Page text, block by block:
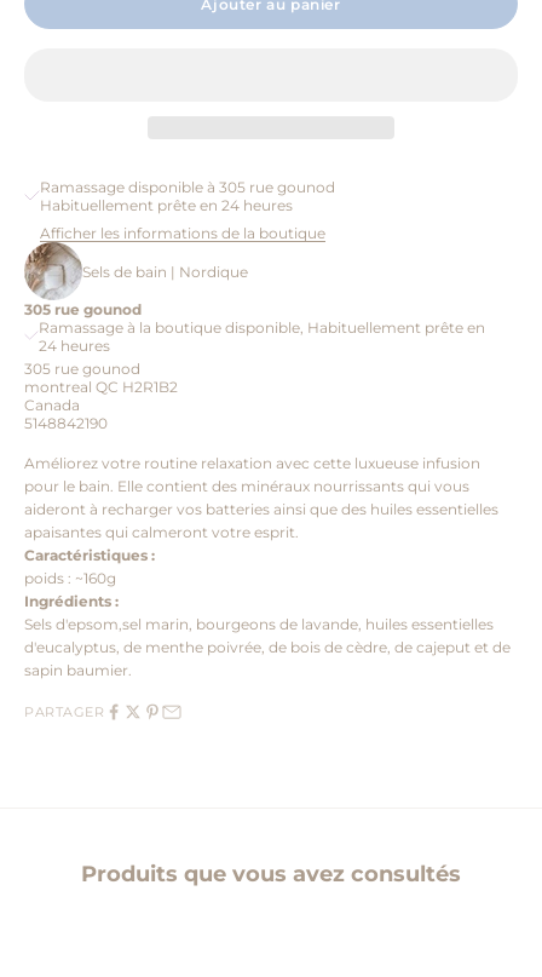
Ajouter au panier
Ramassage disponible à 305 rue gounod
Habituellement prête en 24 heures
Afficher les informations de la boutique
Sels de bain | Nordique
305 rue gounod
Ramassage à la boutique disponible, Habituellement prête en
24 heures
305 rue gounod
montreal QC H2R1B2
Canada
5148842190
Améliorez votre routine relaxation avec cette luxueuse infusion
pour le bain. Elle contient des minéraux nourrissants qui vous
aideront à recharger vos batteries ainsi que des huiles essentielles
apaisantes qui calmeront votre esprit.
Caractéristiques :
poids : ~160g
Ingrédients :
Sels d'epsom,sel marin, bourgeons de lavande, huiles essentielles
d'eucalyptus, de menthe poivrée, de bois de cèdre, de cajeput et de
sapin baumier.
PARTAGER
Produits que vous avez consultés